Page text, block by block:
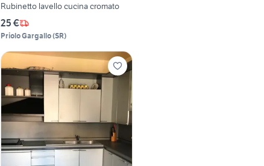
Rubinetto lavello cucina cromato
25 €
Priolo Gargallo(SR)